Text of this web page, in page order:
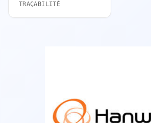
TRAÇABILITÉ